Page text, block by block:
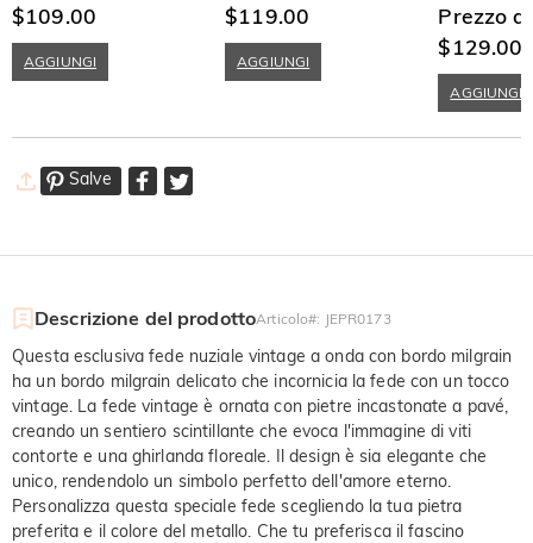
Bicolore a Taglio Tondo
$109.00
AGGIUNGI
vintage in argento sterling
$119.00
AGGIUNGI
Foglie
Prezzo
$129.00
AGGIUNGI
Salve
Descrizione del prodottoArticolo#: JEPR0173
Questa esclusiva fede nuziale vintage a onda con bordo milgrain
ha un bordo milgrain delicato che incornicia la fede con un tocco
vintage. La fede vintage è ornata con pietre incastonate a pavé,
creando un sentiero scintillante che evoca l'immagine di viti
contorte e una ghirlanda floreale. Il design è sia elegante che
unico, rendendolo un simbolo perfetto dell'amore eterno.
Personalizza questa speciale fede scegliendo la tua pietra
preferita e il colore del metallo. Che tu preferisca il fascino